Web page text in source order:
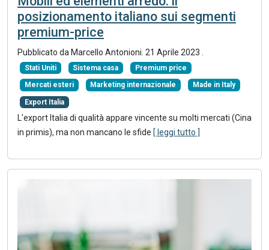
posizionamento italiano sui segmenti
premium-price
Pubblicato da Marcello Antonioni. 21 Aprile 2023
Stati Uniti Sistema casa Premium price
Mercati esteri Marketing internazionale Made in Italy
Export Italia
L'export Italia di qualità appare vincente su molti mercati (Cina
in primis), ma non mancano le sfide [ leggi tutto ]